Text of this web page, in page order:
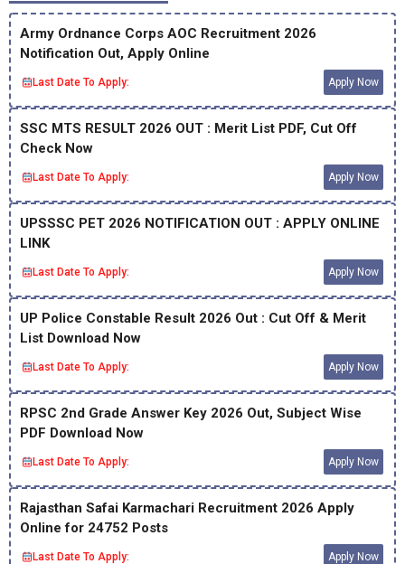
Army Ordnance Corps AOC Recruitment 2026
Notification Out, Apply Online
Last Date To Apply: Apply Now
SSC MTS RESULT 2026 OUT : Merit List PDF, Cut Off
Check Now
Last Date To Apply: Apply Now
UPSSSC PET 2026 NOTIFICATION OUT : APPLY ONLINE
LINK
Last Date To Apply: Apply Now
UP Police Constable Result 2026 Out : Cut Off & Merit
List Download Now
Last Date To Apply: Apply Now
RPSC 2nd Grade Answer Key 2026 Out, Subject Wise
PDF Download Now
Last Date To Apply: Apply Now
Rajasthan Safai Karmachari Recruitment 2026 Apply
Online for 24752 Posts
Last Date To Apply: Apply Now